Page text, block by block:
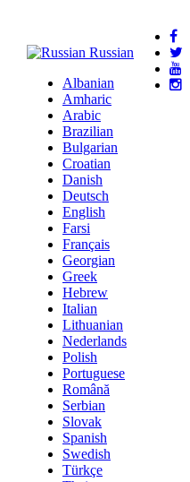
Russian
Albanian
Amharic
Arabic
Brazilian
Bulgarian
Croatian
Danish
Deutsch
English
Farsi
Français
Georgian
Greek
Hebrew
Italian
Lithuanian
Nederlands
Polish
Portuguese
Română
Serbian
Slovak
Spanish
Swedish
Türkçe